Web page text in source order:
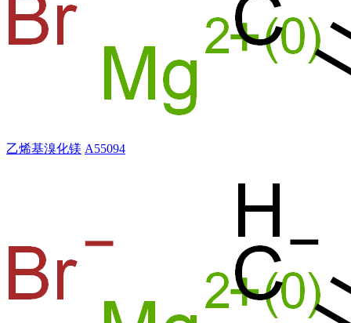
乙烯基溴化镁 A55094